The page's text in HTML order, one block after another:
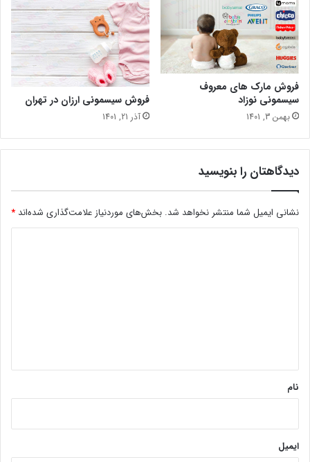
فروش مارک های معروف
سیسمونی نوزاد
بهمن 3, 1401
فروش سیسمونی ارزان در تهران
آذر 21, 1401
دیدگاهتان را بنویسید
نشانی ایمیل شما منتشر نخواهد شد. بخش‌های موردنیاز علامت‌گذاری شده‌اند *
نام
ایمیل